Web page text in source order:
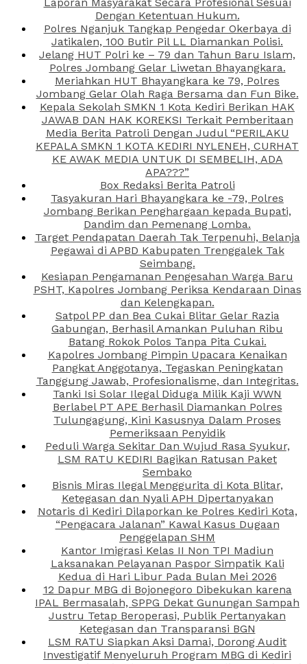
Dengan Ketentuan Hukum.
Polres Nganjuk Tangkap Pengedar Okerbaya di
Jatikalen, 100 Butir Pil LL Diamankan Polisi.
Jelang HUT Polri ke – 79 dan Tahun Baru Islam,
Polres Jombang Gelar Liwetan Bhayangkara.
Meriahkan HUT Bhayangkara ke 79, Polres
Jombang Gelar Olah Raga Bersama dan Fun Bike.
Kepala Sekolah SMKN 1 Kota Kediri Berikan HAK
JAWAB DAN HAK KOREKSI Terkait Pemberitaan
Media Berita Patroli Dengan Judul “PERILAKU
KEPALA SMKN 1 KOTA KEDIRI NYLENEH, CURHAT
KE AWAK MEDIA UNTUK DI SEMBELIH, ADA
APA???”
Box Redaksi Berita Patroli
Tasyakuran Hari Bhayangkara ke -79, Polres
Jombang Berikan Penghargaan kepada Bupati,
Dandim dan Pemenang Lomba.
Target Pendapatan Daerah Tak Terpenuhi, Belanja
Pegawai di APBD Kabupaten Trenggalek Tak
Seimbang.
Kesiapan Pengamanan Pengesahan Warga Baru
PSHT, Kapolres Jombang Periksa Kendaraan Dinas
dan Kelengkapan.
Satpol PP dan Bea Cukai Blitar Gelar Razia
Gabungan, Berhasil Amankan Puluhan Ribu
Batang Rokok Polos Tanpa Pita Cukai.
Kapolres Jombang Pimpin Upacara Kenaikan
Pangkat Anggotanya, Tegaskan Peningkatan
Tanggung Jawab, Profesionalisme, dan Integritas.
Tanki Isi Solar Ilegal Diduga Milik Kaji WWN
Berlabel PT APE Berhasil Diamankan Polres
Tulungagung, Kini Kasusnya Dalam Proses
Pemeriksaan Penyidik
Peduli Warga Sekitar Dan Wujud Rasa Syukur,
LSM RATU KEDIRI Bagikan Ratusan Paket
Sembako
Bisnis Miras Ilegal Menggurita di Kota Blitar,
Ketegasan dan Nyali APH Dipertanyakan
Notaris di Kediri Dilaporkan ke Polres Kediri Kota,
“Pengacara Jalanan” Kawal Kasus Dugaan
Penggelapan SHM
Kantor Imigrasi Kelas II Non TPI Madiun
Laksanakan Pelayanan Paspor Simpatik Kali
Kedua di Hari Libur Pada Bulan Mei 2026
12 Dapur MBG di Bojonegoro Dibekukan karena
IPAL Bermasalah, SPPG Dekat Gunungan Sampah
Justru Tetap Beroperasi, Publik Pertanyakan
Ketegasan dan Transparansi BGN
LSM RATU Siapkan Aksi Damai, Dorong Audit
Investigatif Menyeluruh Program MBG di Kediri